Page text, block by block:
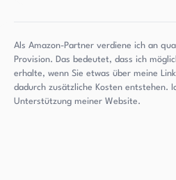
Als Amazon-Partner verdiene ich an
Provision. Das bedeutet, dass ich
erhalte, wenn Sie etwas über meine
dadurch zusätzliche Kosten entstehen.
Unterstützung meiner Website.